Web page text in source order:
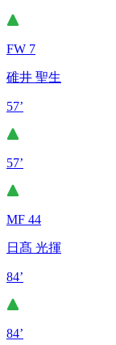
FW 7
碓井 聖生
57’
57’
MF 44
日髙 光揮
84’
84’